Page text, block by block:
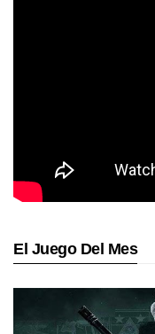
El Juego Del Mes